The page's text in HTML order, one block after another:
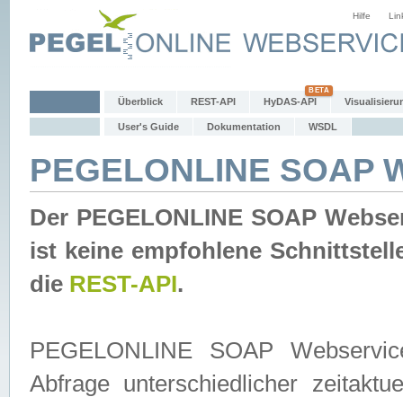
Hilfe
Überblick REST-API HyDAS-API
User's Guide Dokumentation WSDL
PEGELONLINE SOAP
Der PEGELONLINE SOAP
ist keine empfohlene
die REST-API.
PEGELONLINE SOAP
Abfrage unterschiedlicher